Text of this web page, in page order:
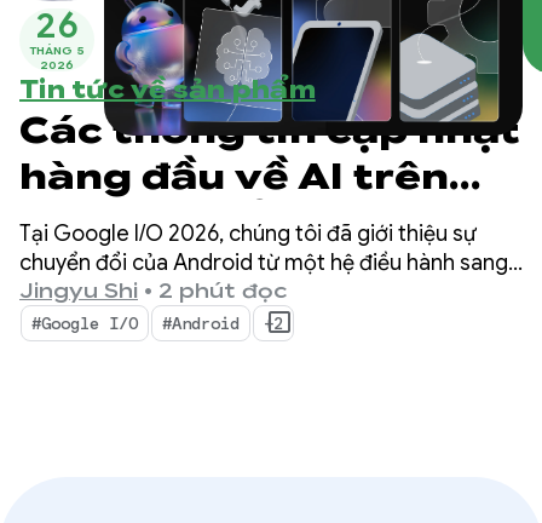
26
THÁNG 5
2026
Tin tức về sản phẩm
Các thông tin cập nhật
hàng đầu về AI trên
Android để xây dựng
trải nghiệm thông
minh tại Google I/O
Tại Google I/O 2026, chúng tôi đã giới thiệu sự
chuyển đổi của Android từ một hệ điều hành sang
một hệ thống thông minh. Chúng tôi cũng minh
hoạ cách bạn có thể tạo trải nghiệm thông minh
một cách tự nhiên bằng hệ thống và mang sức
Jingyu Shi • 2 phút đọc
#Google I/O #Android +2